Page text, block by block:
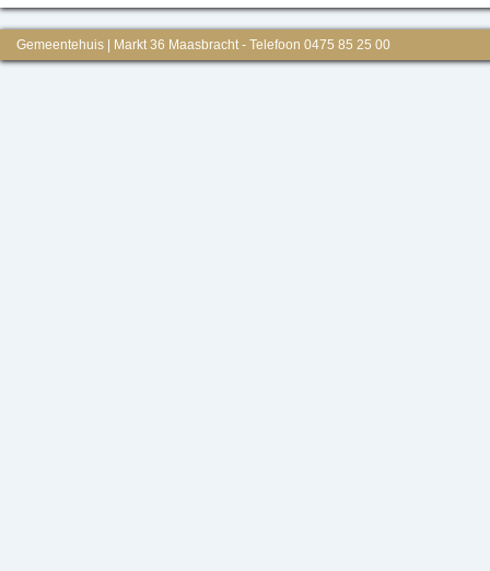
Gemeentehuis | Markt 36 Maasbracht - Telefoon 0475 85 25 00